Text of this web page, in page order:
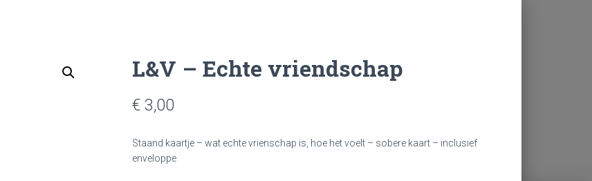
L&V – Echte vriendschap
€ 3,00
Staand kaartje – wat echte vrienschap is, hoe het voelt – sobere kaart – inclusief
enveloppe